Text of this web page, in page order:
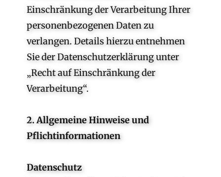
Einschränkung der Verarbeitung Ihrer
personenbezogenen Daten zu
verlangen. Details hierzu entnehmen
Sie der Datenschutzerklärung unter
„Recht auf Einschränkung der
Verarbeitung“.
2. Allgemeine Hinweise und
Pflichtinformationen
Datenschutz